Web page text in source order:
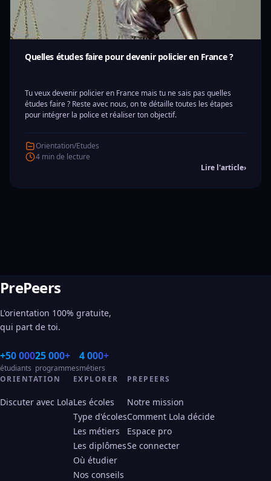
Quelles études faire pour devenir policier en France ?
Tu veux devenir policier en France mais tu ne sais pas quelles
études faire ? Reste avec nous, on te détaille toutes les étapes
pour intégrer la police et réaliser ton objectif.
Orientation/Etudes
4 min de lecture
Lire l'article›
PrePeers
L'orientation 100% gratuite,
qui part de toi.
+50 000
étudiants
25 000+
programmes
4 000+
métiers
ORIENTATION
Discuter avec Lola
EXPLORER
Les écoles
Type d'écoles
Les métiers
Les diplômes
Où étudier
Nos conseils
PREPEERS
Notre mission
Comment Lola décide
Espace pro
Se connecter